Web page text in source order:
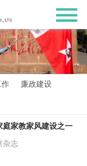
作 廉政建设
庭家教家风建设之一
杂志